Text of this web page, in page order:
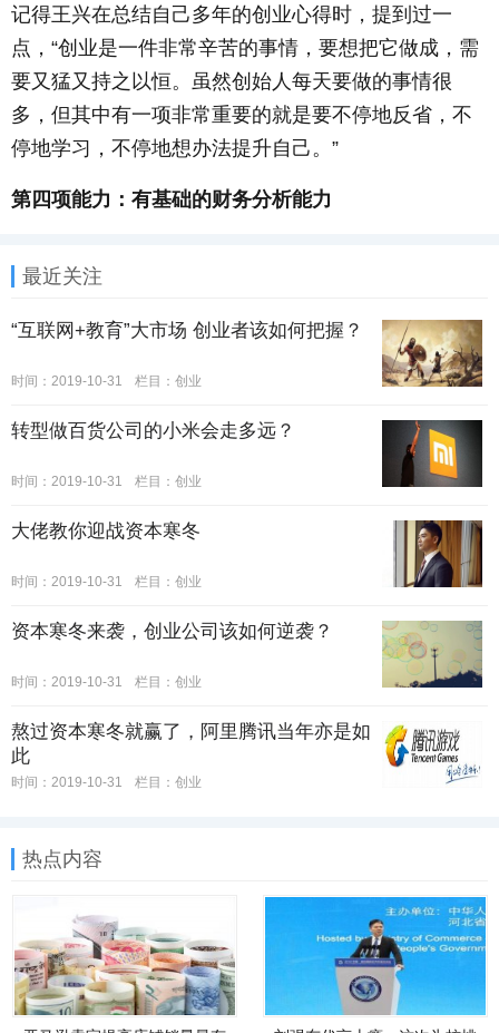
记得王兴在总结自己多年的创业心得时，提到过一
点，“创业是一件非常辛苦的事情，要想把它做成，需
要又猛又持之以恒。虽然创始人每天要做的事情很
多，但其中有一项非常重要的就是要不停地反省，不
停地学习，不停地想办法提升自己。”
第四项能力：有基础的财务分析能力
最近关注
“互联网+教育”大市场 创业者该如何把握？
时间：2019-10-31 栏目： 创业
转型做百货公司的小米会走多远？
时间：2019-10-31 栏目： 创业
大佬教你迎战资本寒冬
时间：2019-10-31 栏目： 创业
资本寒冬来袭，创业公司该如何逆袭？
时间：2019-10-31 栏目： 创业
熬过资本寒冬就赢了，阿里腾讯当年亦是如
此
时间：2019-10-31 栏目： 创业
热点内容